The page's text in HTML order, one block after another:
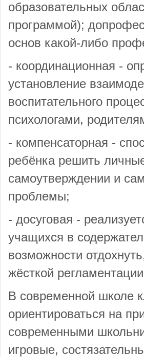
образовательных
программой);
основ какой-либо
- координационная -
установление
воспитательного
психологами,
- компенсаторная -
ребёнка решить
самоутверждении и
проблемы;
- досуговая -
учащихся в
возможности
жёсткой
В современной школе
ориентироваться на
современными
игровые,